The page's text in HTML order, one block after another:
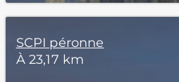
SCPI péronne
À 23,17 km